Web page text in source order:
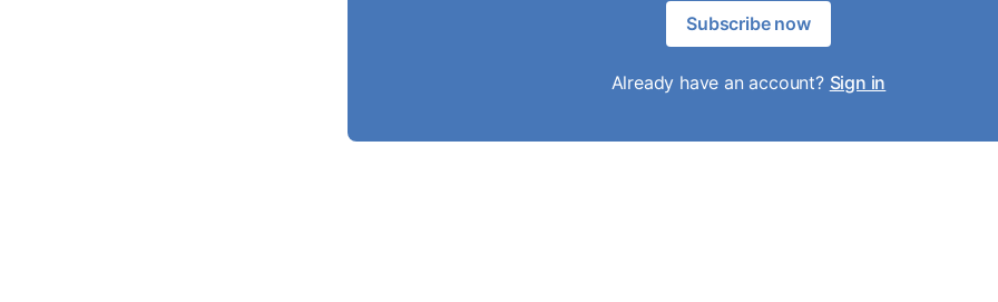
Subscribe now
Already have an account? Sign in